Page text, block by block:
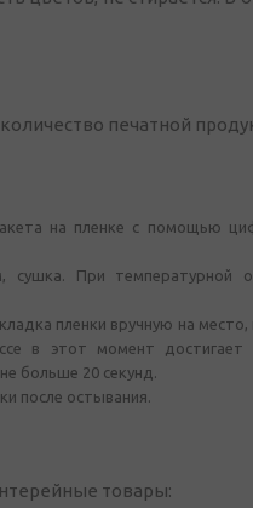
печатной
на пленке с помощью
При температурной
пленки вручную на
в этот момент
больше 20 секунд.
после остывания.
товары: